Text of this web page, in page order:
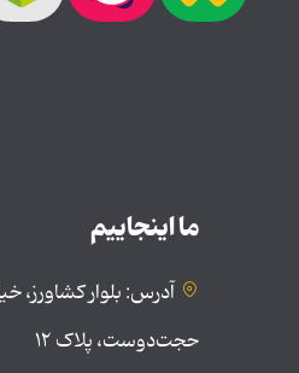
ما اینجاییم
آدرس: بلوار کشاورز،
حجت‌دوست، پلاک ۱۲